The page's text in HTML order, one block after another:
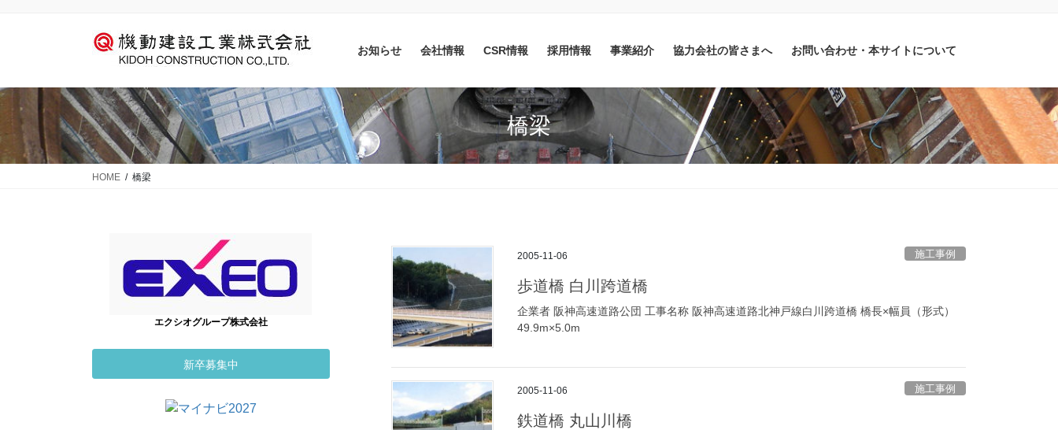
動
に
移
お知らせ 会社情報 CSR情報 採用情報 事業紹介 協力会社の皆さまへ お問い合わせ・本サイトについて
橋梁
HOME 橋梁
2005-11-06 施工事例
歩道橋 白川跨道橋
企業者 阪神高速道路公団 工事名称 阪神高速道路北神戸線白川跨道橋 橋長×幅員（形式）
49.9m×5.0m
2005-11-06 施工事例
鉄道橋 丸山川橋
エクシオグループ株式会社
新卒募集中